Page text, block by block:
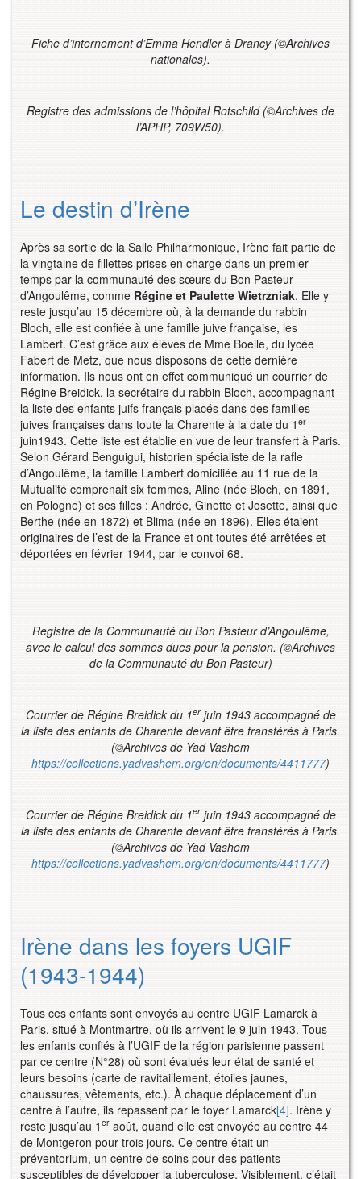
Fiche d’internement d’Emma Hendler à Drancy (©Archives
nationales).
Registre des admissions de l’hôpital Rotschild (©Archives de
l’APHP, 709W50).
Le destin d’Irène
Après sa sortie de la Salle Philharmonique, Irène fait partie de
la vingtaine de fillettes prises en charge dans un premier
temps par la communauté des sœurs du Bon Pasteur
d’Angoulême, comme Régine et Paulette Wietrzniak. Elle y
reste jusqu’au 15 décembre où, à la demande du rabbin
Bloch, elle est confiée à une famille juive française, les
Lambert. C’est grâce aux élèves de Mme Boelle, du lycée
Fabert de Metz, que nous disposons de cette dernière
information. Ils nous ont en effet communiqué un courrier de
Régine Breidick, la secrétaire du rabbin Bloch, accompagnant
la liste des enfants juifs français placés dans des familles
juives françaises dans toute la Charente à la date du 1 er
juin1943. Cette liste est établie en vue de leur transfert à Paris.
Selon Gérard Benguigui, historien spécialiste de la rafle
d’Angoulême, la famille Lambert domiciliée au 11 rue de la
Mutualité comprenait six femmes, Aline (née Bloch, en 1891,
en Pologne) et ses filles : Andrée, Ginette et Josette, ainsi que
Berthe (née en 1872) et Blima (née en 1896). Elles étaient
originaires de l’est de la France et ont toutes été arrêtées et
déportées en février 1944, par le convoi 68.
Registre de la Communauté du Bon Pasteur d’Angoulême,
avec le calcul des sommes dues pour la pension. (©Archives
de la Communauté du Bon Pasteur)
Courrier de Régine Breidick du 1erjuin 1943 accompagné de
la liste des enfants de Charente devant être transférés à Paris.
(©Archives de Yad Vashem
https://collections.yadvashem.org/en/documents/4411777)
Courrier de Régine Breidick du 1erjuin 1943 accompagné de
la liste des enfants de Charente devant être transférés à Paris.
(©Archives de Yad Vashem
https://collections.yadvashem.org/en/documents/4411777)
Irène dans les foyers UGIF
(1943-1944)
Tous ces enfants sont envoyés au centre UGIF Lamarck à
Paris, situé à Montmartre, où ils arrivent le 9 juin 1943. Tous
les enfants confiés à l’UGIF de la région parisienne passent
par ce centre (N°28) où sont évalués leur état de santé et
leurs besoins (carte de ravitaillement, étoiles jaunes,
chaussures, vêtements, etc.). À chaque déplacement d’un
centre à l’autre, ils repassent par le foyer Lamarck[4]. Irène y
reste jusqu’au 1 er août, quand elle est envoyée au centre 44
de Montgeron pour trois jours. Ce centre était un
préventorium, un centre de soins pour des patients
susceptibles de développer la tuberculose. Visiblement, c’était